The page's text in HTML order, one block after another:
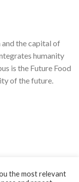
the capital of
humanity
is the Future Food
of the future.
more?
the most relevant